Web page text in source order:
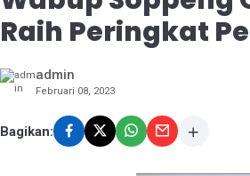
Raih Peringkat
admin
Februari 08, 2023
Bagikan: